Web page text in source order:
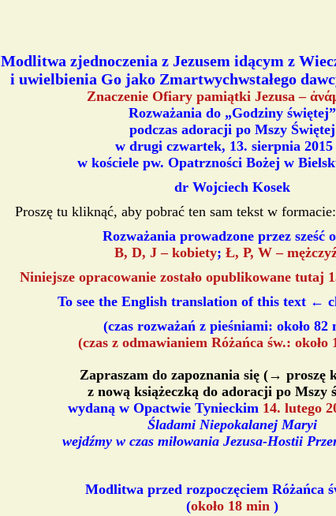
Modlitwa zjednoczenia z Jezusem idącym z
i uwielbienia Go jako Zmartwychwstałego
Znaczenie Ofiary pamiątki Jezusa –
Rozważania do „Godziny świętej”
podczas adoracji po Mszy Świętej
w drugi czwartek, 13. sierpnia 2015
w kościele pw. Opatrzności Bożej w
dr Wojciech Kosek
Proszę tu kliknąć, aby pobrać ten sam tekst w formacie:
Rozważania prowadzone przez sześć
B, D, J – kobiety; Ł, P, W –
Niniejsze opracowanie zostało opublikowane tutaj
To see the English translation of this text ←
(czas rozważań z pieśniami: około 82
(czas z odmawianiem Różańca św.: około
Zapraszam do zapoznania się (→ proszę
z nową książeczką do adoracji po Mszy
wydaną w Opactwie Tynieckim 14. lutego
Śladami Niepokalanej Maryi
wejdźmy w czas miłowania Jezusa-Hostii
Modlitwa przed rozpoczęciem Różańca
(około 18 min )